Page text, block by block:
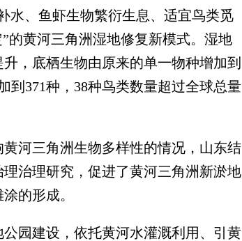
水、鱼虾生物繁衍生息、适宜鸟类觅
的黄河三角洲湿地修复新模式。湿地
，底栖生物由原来的单一物种增加到
到371种，38种鸟类数量超过全球总量
河三角洲生物多样性的情况，山东结
治理研究，促进了黄河三角洲新淤地
的形成。
园建设，依托黄河水灌溉利用、引黄